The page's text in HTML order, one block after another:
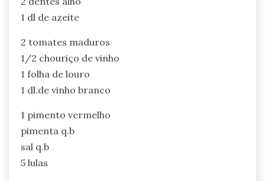
1 dl de azeite
2 tomates maduros
1/2 chouriço de vinho
1 folha de louro
1 dl.de vinho branco
1 pimento vermelho
pimenta q.b
sal q.b
5 lulas